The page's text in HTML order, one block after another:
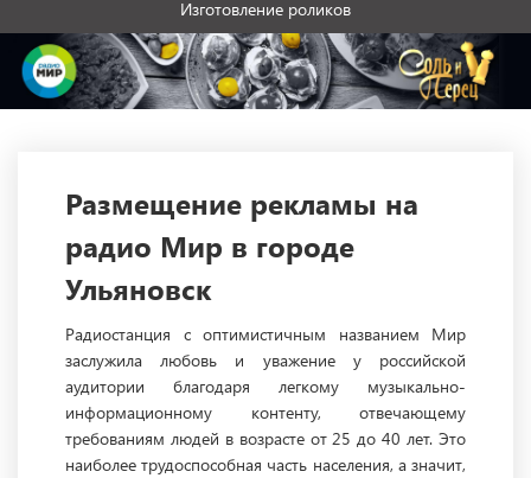
Изготовление роликов
Размещение рекламы на
радио Мир в городе
Ульяновск
Радиостанция с оптимистичным названием Мир
заслужила любовь и уважение у российской
аудитории благодаря легкому музыкально-
информационному контенту, отвечающему
требованиям людей в возрасте от 25 до 40 лет. Это
наиболее трудоспособная часть населения, а значит,